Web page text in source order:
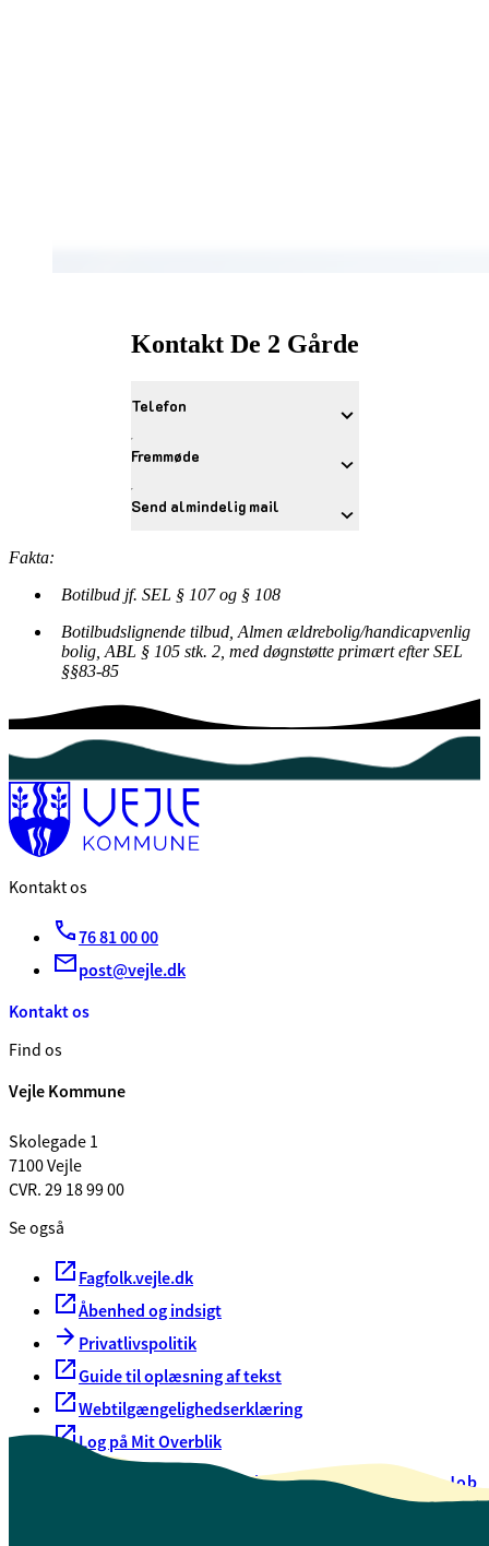
Kontakt De 2 Gårde
Telefon
Fremmøde
Send almindelig mail
Fakta:
Botilbud jf. SEL § 107 og § 108
Botilbudslignende tilbud, Almen ældrebolig/handicapvenlig
bolig, ABL § 105 stk. 2, med døgnstøtte primært efter SEL
§§83-85
Kontakt os
76 81 00 00
post@vejle.dk
Kontakt os
Find os
Vejle Kommune
Skolegade 1
7100 Vejle
CVR. 29 18 99 00
Se også
Fagfolk.vejle.dk
Åbenhed og indsigt
Privatlivspolitik
Guide til oplæsning af tekst
Webtilgængelighedserklæring
Log på Mit Overblik
Oversigt over selvbetjeningJob